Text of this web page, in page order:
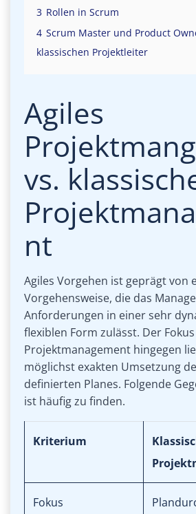
3 Rollen in Scrum
4 Scrum Master und Product
klassischen Projektleiter
Agiles
vs.
nt
Agiles Vorgehen ist geprägt von
Vorgehensweise, die das
Anforderungen in einer sehr
flexiblen Form zulässt. Der
Projektmanagement hingegen
möglichst exakten Umsetzung
definierten Planes. Folgende
ist häufig zu finden.
Kriterium
Fokus